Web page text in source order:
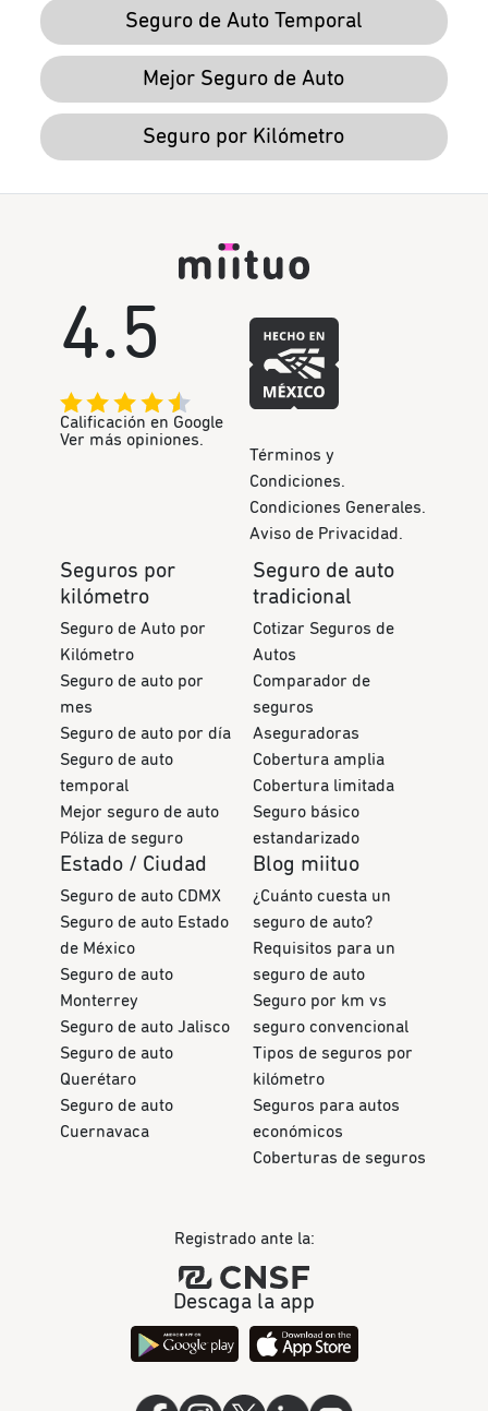
Seguro de Auto Temporal
Mejor Seguro de Auto
Seguro por Kilómetro
4.5
Calificación en Google
Ver más opiniones.
Términos y
Condiciones.
Condiciones Generales.
Aviso de Privacidad.
Seguros por
kilómetro
Seguro de Auto por
Kilómetro
Seguro de auto por
mes
Seguro de auto por día
Seguro de auto
temporal
Mejor seguro de auto
Póliza de seguro
Seguro de auto
tradicional
Cotizar Seguros de
Autos
Comparador de
seguros
Aseguradoras
Cobertura amplia
Cobertura limitada
Seguro básico
estandarizado
Estado / Ciudad
Seguro de auto CDMX
Seguro de auto Estado
de México
Seguro de auto
Monterrey
Seguro de auto Jalisco
Seguro de auto
Querétaro
Seguro de auto
Cuernavaca
Blog miituo
¿Cuánto cuesta un
seguro de auto?
Requisitos para un
seguro de auto
Seguro por km vs
seguro convencional
Tipos de seguros por
kilómetro
Seguros para autos
económicos
Coberturas de seguros
Registrado ante la:
Descaga la app